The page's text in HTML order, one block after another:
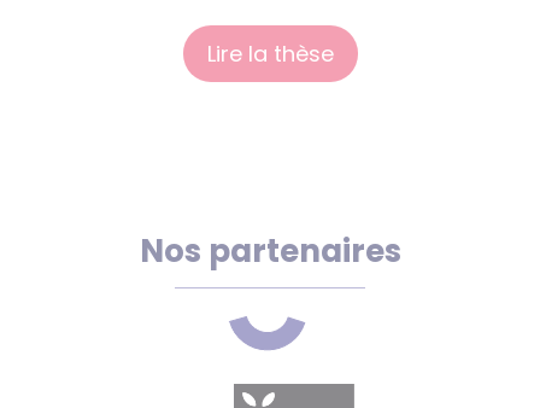
Lire la thèse
Nos partenaires